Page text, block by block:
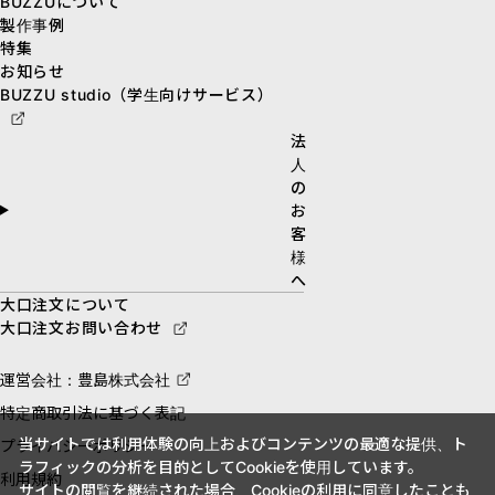
製作事例
特集
お知らせ
BUZZU studio（学生向けサービス）
法
人
の
お
客
様
へ
大口注文について
大口注文お問い合わせ
運営会社：豊島株式会社
特定商取引法に基づく表記
プライバシーポリシー
利用規約
当サイトでは利用体験の向上およびコンテンツの最適な提供、ト
ラフィックの分析を目的としてCookieを使用しています。
サイトの閲覧を継続された場合、Cookieの利用に同意したことも